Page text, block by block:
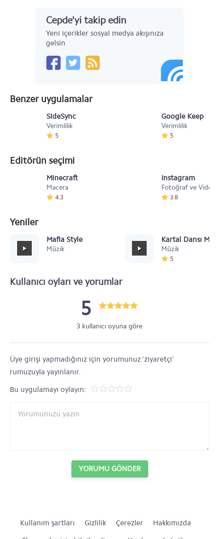
Cepde'yi takip edin
Yeni içerikler sosyal medya akışınıza
gelsin
Benzer uygulamalar
SideSync
Verimlilik
5
Google Keep
Verimlilik
5
Editörün seçimi
Minecraft
Macera
4.3
Instagram
Fotoğraf ve Video
3.8
Yeniler
Mafia Style
Müzik
Kartal Dansı
Müzik
5
Kullanıcı oyları ve yorumlar
5
3 kullanıcı oyuna göre
Üye girişi yapmadığınız için yorumunuz 'ziyaretçi'
rumuzuyla yayınlanır.
Bu uygulamayı oylayın:
YORUMU GÖNDER
Kullanım şartları Gizlilik Çerezler
Hakkımızda